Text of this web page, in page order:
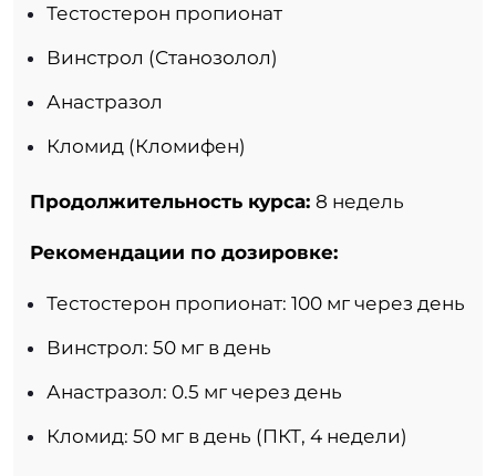
Тестостерон пропионат
Винстрол (Станозолол)
Анастразол
Кломид (Кломифен)
Продолжительность курса: 8 недель
Рекомендации по дозировке:
Тестостерон пропионат: 100 мг через день
Винстрол: 50 мг в день
Анастразол: 0.5 мг через день
Кломид: 50 мг в день (ПКТ, 4 недели)